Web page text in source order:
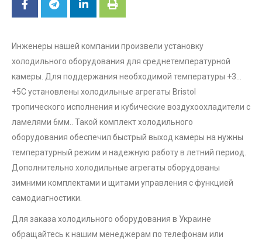
Инженеры нашей компании произвели установку
холодильного оборудования для среднетемпературной
камеры. Для поддержания необходимой температуры +3…
+5С установлены холодильные агрегаты Bristol
тропического исполнения и кубические воздухоохладители с
ламелями 6мм.. Такой комплект холодильного
оборудования обеспечил быстрый выход камеры на нужны
температурный режим и надежную работу в летний период.
Дополнительно холодильные агрегаты оборудованы
зимними комплектами и щитами управления с функцией
самодиагностики.
Для заказа холодильного оборудования в Украине
обращайтесь к нашим менеджерам по телефонам или